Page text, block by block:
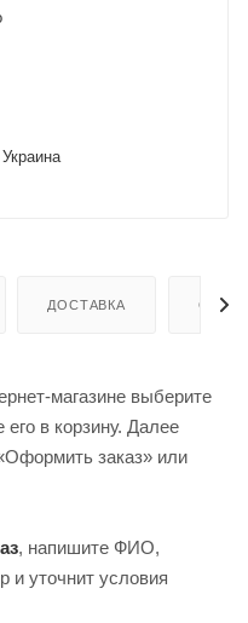
Украина
ДОСТАВКА
магазине выберите
в корзину. Далее
заказ» или
, напишите ФИО,
и уточнит условия